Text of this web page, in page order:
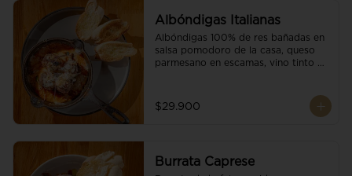
Albóndigas Italianas
Albóndigas 100% de res bañadas en
salsa pomodoro de la casa, queso
parmesano en escamas, vino tinto y
$29.900
Burrata Caprese